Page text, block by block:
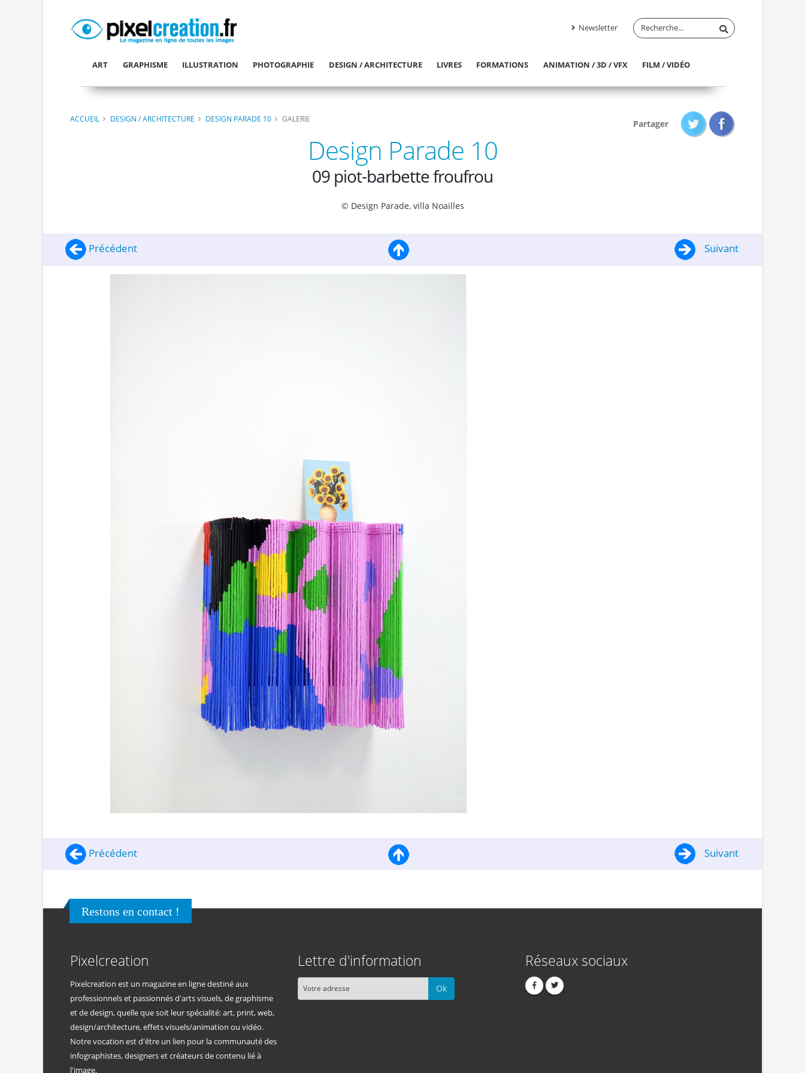
Newsletter
ART GRAPHISME ILLUSTRATION PHOTOGRAPHIE DESIGN / ARCHITECTURE LIVRES FORMATIONS ANIMATION / 3D / VFX FILM / VIDÉO
ACCUEIL DESIGN / ARCHITECTURE DESIGN PARADE 10 GALERIE Partager
Design Parade 10
09 piot-barbette froufrou
© Design Parade, villa Noailles
Précédent Suivant
Précédent Suivant
Restons en contact !
Pixelcreation
Pixelcreation est un magazine en ligne destiné aux
professionnels et passionnés d'arts visuels, de graphisme
et de design, quelle que soit leur spécialité: art, print, web,
design/architecture, effets visuels/animation ou vidéo.
Notre vocation est d'être un lien pour la communauté des
infographistes, designers et créateurs de contenu lié à
l'image.
Lettre d'information
Ok
Réseaux sociaux